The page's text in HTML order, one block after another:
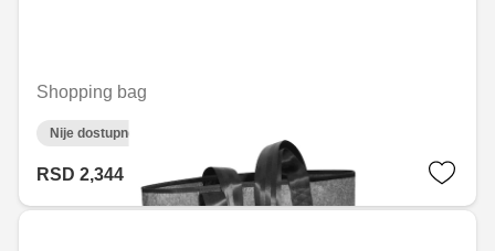
Shopping bag
Nije dostupno on-line
RSD 2,344